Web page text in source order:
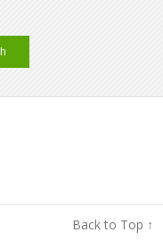
Back to Top ↑